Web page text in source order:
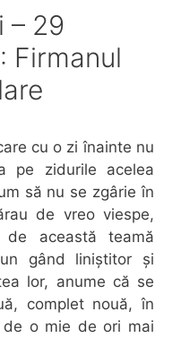
– 29
Firmanul
cu o zi înainte nu
pe zidurile acelea
să nu se zgârie în
de vreo viespe,
această teamă
gând liniștitor și
lor, anume că se
complet nouă, în
o mie de ori mai